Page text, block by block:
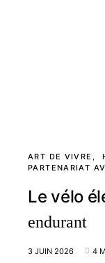
ART DE VIVRE
PARTENARIAT
Le vélo
endurant
3 JUIN 2026 4